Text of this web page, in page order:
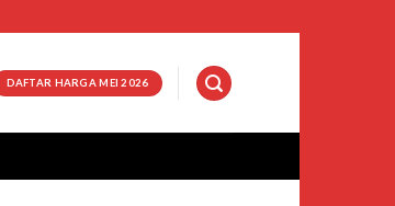
DAFTAR HARGA MEI 2026